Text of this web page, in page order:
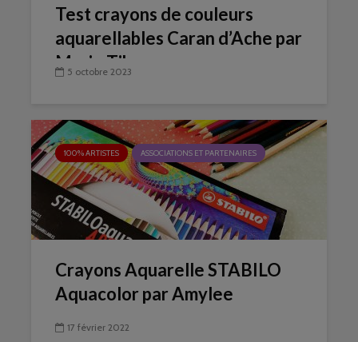
Test crayons de couleurs
aquarellables Caran d’Ache par
Marie Tiburce
5 octobre 2023
100% ARTISTES ASSOCIATIONS ET PARTENAIRES
Crayons Aquarelle STABILO
Aquacolor par Amylee
17 février 2022